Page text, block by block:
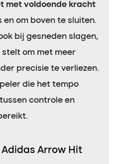
met voldoende kracht
om boven te sluiten.
bij gesneden slagen,
om met meer
precisie te verliezen.
die het tempo
controle en
Arrow Hit